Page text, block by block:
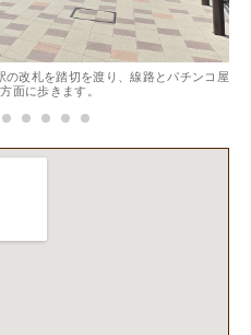
ール査定した際の1.5倍の金
ました。楽器も安心してお
の改札を踏切を渡り、線路とパチンコ屋
面に歩きます。